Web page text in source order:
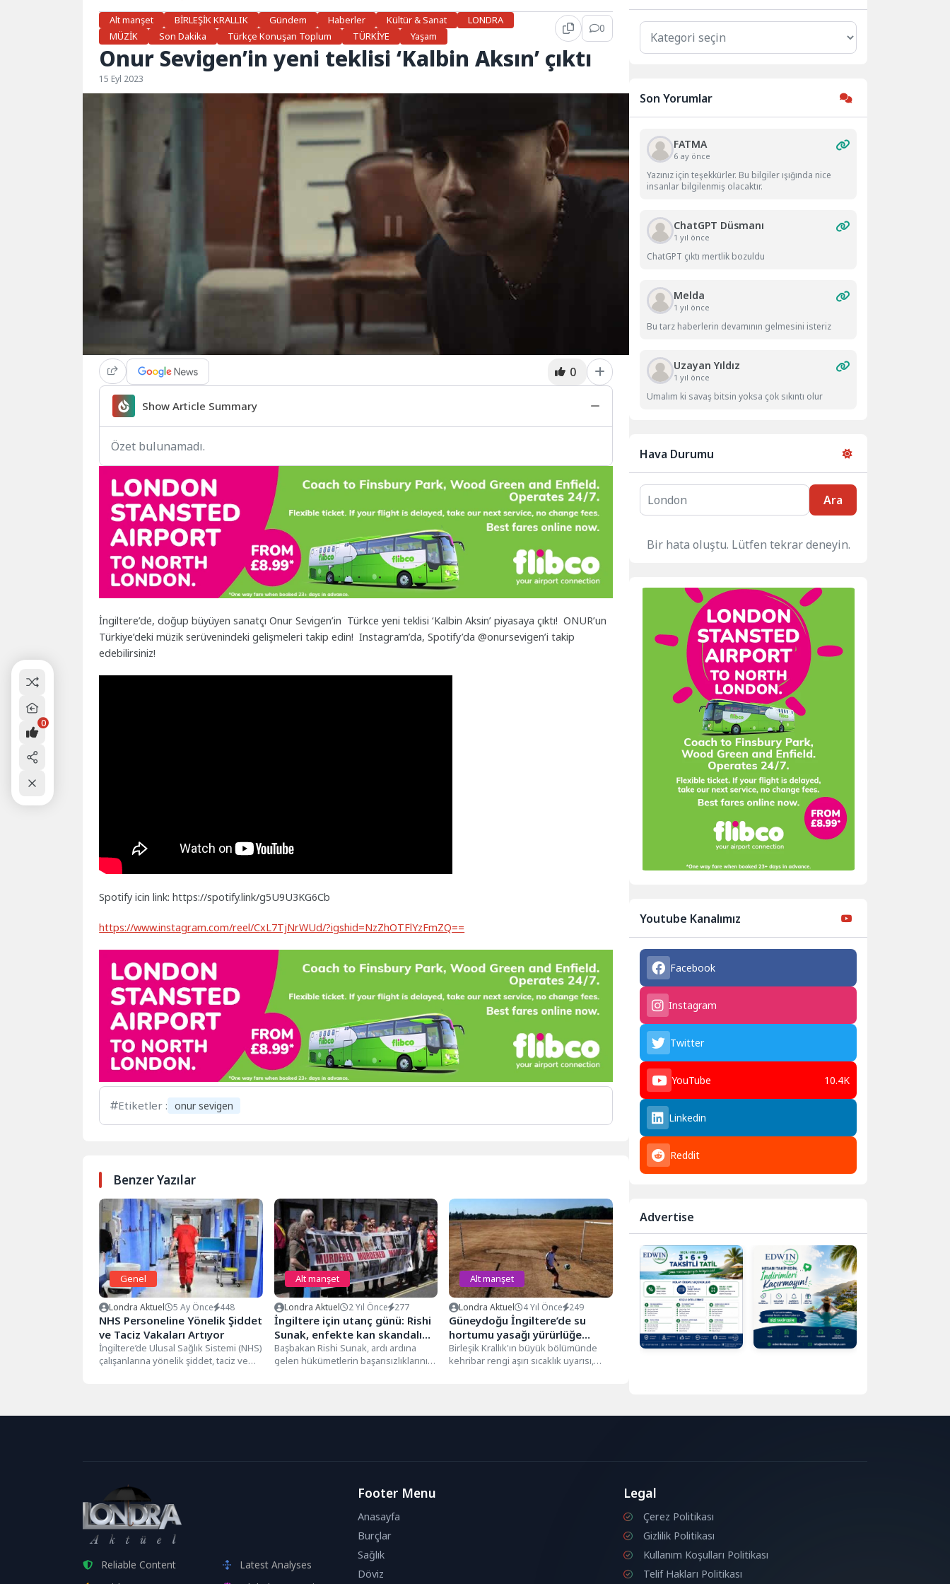
Alt manşet
BİRLEŞİK KRALLIK Gündem Haberler Kültür & Sanat
LONDRA
MÜZİK
Son Dakika Türkçe Konuşan Toplum TÜRKİYE Yaşam
0
Onur Sevigen’in yeni teklisi ‘Kalbin Aksın’ çıktı
15 Eyl 2023
0
Show Article Summary
Özet bulunamadı.
İngiltere’de, doğup büyüyen sanatçı Onur Sevigen’in Türkce yeni teklisi ‘Kalbin Aksin’ piyasaya çıktı! ONUR’un
Türkiye’deki müzik serüvenindeki gelişmeleri takip edin! Instagram’da, Spotify’da @onursevigen’i takip
edebilirsiniz!
Spotify icin link: https://spotify.link/g5U9U3KG6Cb
https://www.instagram.com/reel/CxL7TjNrWUd/?igshid=NzZhOTFlYzFmZQ==
Etiketler : onur sevigen
Benzer Yazılar
Genel
Londra Aktuel 5 Ay Önce 448
NHS Personeline Yönelik Şiddet
ve Taciz Vakaları Artıyor
İngiltere’de Ulusal Sağlık Sistemi (NHS)
çalışanlarına yönelik şiddet, taciz ve
Alt manşet
Londra Aktuel 2 Yıl Önce 277
İngiltere için utanç günü: Rishi
Sunak, enfekte kan skandalı
için özür diledi
Başbakan Rishi Sunak, ardı ardına
gelen hükümetlerin başarısızlıklarını
Alt manşet
Londra Aktuel 4 Yıl Önce 249
Güneydoğu İngiltere’de su
hortumu yasağı yürürlüğe
giriyor
Birleşik Krallık'ın büyük bölümünde
kehribar rengi aşırı sıcaklık uyarısı,
Kategoriler
Son Yorumlar
FATMA
6 ay önce
Yazınız için teşekkürler. Bu bilgiler ışığında nice
insanlar bilgilenmiş olacaktır.
ChatGPT Düsmanı
1 yıl önce
ChatGPT çıktı mertlik bozuldu
Melda
1 yıl önce
Bu tarz haberlerin devamının gelmesini isteriz
Uzayan Yıldız
1 yıl önce
Umalım ki savaş bitsin yoksa çok sıkıntı olur
Hava Durumu
Ara
Bir hata oluştu. Lütfen tekrar deneyin.
Youtube Kanalımız
Facebook
Instagram
Twitter
YouTube 10.4K
Linkedin
Reddit
Advertise
Reliable Content
Latest Analyses
Footer Menu
Anasayfa
Burçlar
Sağlık
Döviz
Legal
Çerez Politikası
Gizlilik Politikası
Kullanım Koşulları Politikası
Telif Hakları Politikası
0